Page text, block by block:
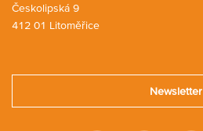
Českolipská 9
412 01 Litoměřice
Newsletter